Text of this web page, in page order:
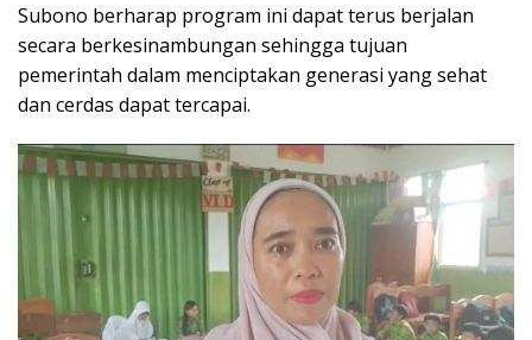
Subono berharap program ini dapat terus berjalan
secara berkesinambungan sehingga tujuan
pemerintah dalam menciptakan generasi yang sehat
dan cerdas dapat tercapai.